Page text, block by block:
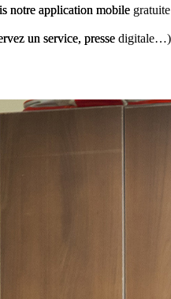
notre application mobile gratuite
un service, presse digitale…)
notre application mobile
un service, presse